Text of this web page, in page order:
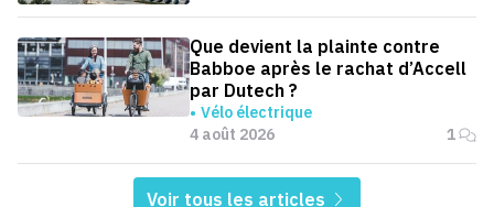
Que devient la plainte contre
Babboe après le rachat d’Accell
par Dutech ?
Vélo électrique
4 août 2026
1
Voir tous les articles